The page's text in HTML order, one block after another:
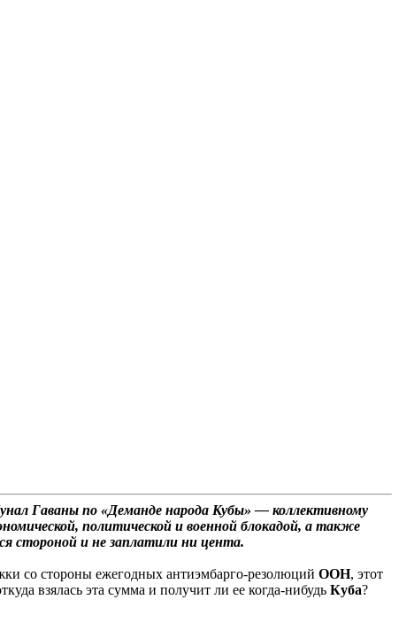
Гаваны по «Деманде народа Кубы» — коллективному
политической и военной блокадой, а также
стороной и не заплатили ни цента.
со стороны ежегодных антиэмбарго-резолюций ООН, этот
взялась эта сумма и получит ли ее когда-нибудь Куба?